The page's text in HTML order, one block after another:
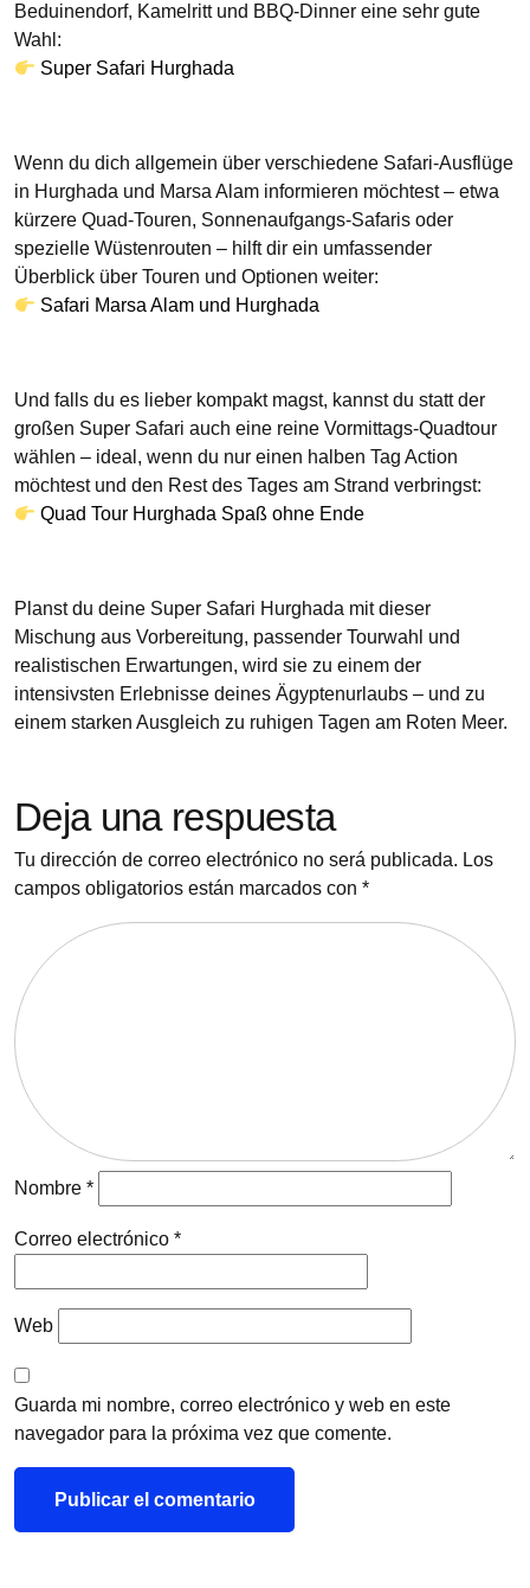
Beduinendorf, Kamelritt und BBQ‑Dinner eine sehr gute
Wahl:
Super Safari Hurghada
Wenn du dich allgemein über verschiedene Safari‑Ausflüge
in Hurghada und Marsa Alam informieren möchtest – etwa
kürzere Quad‑Touren, Sonnenaufgangs‑Safaris oder
spezielle Wüstenrouten – hilft dir ein umfassender
Überblick über Touren und Optionen weiter:
Safari Marsa Alam und Hurghada
Und falls du es lieber kompakt magst, kannst du statt der
großen Super Safari auch eine reine Vormittags‑Quadtour
wählen – ideal, wenn du nur einen halben Tag Action
möchtest und den Rest des Tages am Strand verbringst:
Quad Tour Hurghada Spaß ohne Ende
Planst du deine Super Safari Hurghada mit dieser
Mischung aus Vorbereitung, passender Tourwahl und
realistischen Erwartungen, wird sie zu einem der
intensivsten Erlebnisse deines Ägyptenurlaubs – und zu
einem starken Ausgleich zu ruhigen Tagen am Roten Meer.
Deja una respuesta
Tu dirección de correo electrónico no será publicada. Los
campos obligatorios están marcados con *
Nombre *
Correo electrónico *
Web
Guarda mi nombre, correo electrónico y web en este
navegador para la próxima vez que comente.